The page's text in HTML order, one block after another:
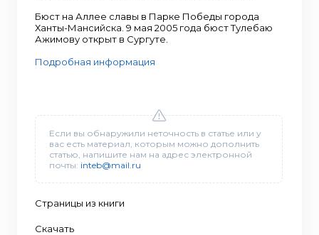
Бюст на Аллее славы в Парке Победы города
Ханты-Мансийска. 9 мая 2005 года бюст Тулебаю
Ажимову открыт в Сургуте.
Подробная информация
Если вы обнаружили неточность в статье или у
вас есть материал, которым можно дополнить
статью, напишите нам на адрес электронной
почты: inteb@mail.ru
Страницы из книги
Скачать